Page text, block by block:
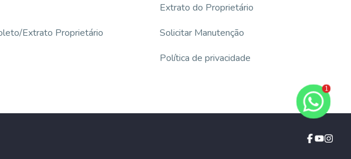
Extrato Proprietário
Extrato do Proprietário
Solicitar Manutenção
Política de privacidade
1